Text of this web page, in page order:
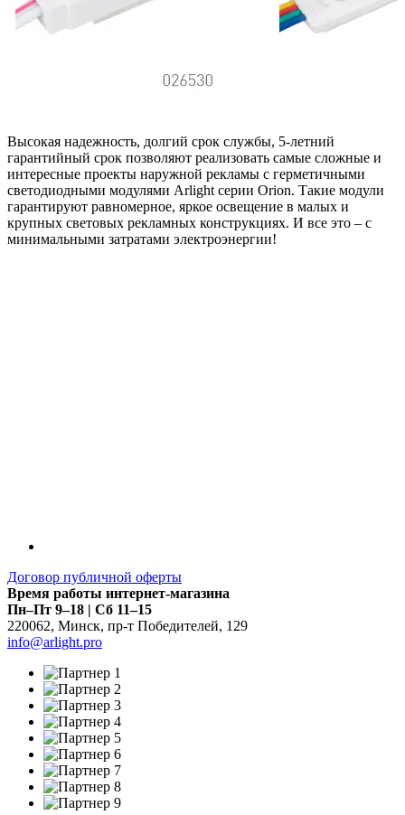
Высокая надежность, долгий срок службы, 5-летний
гарантийный срок позволяют реализовать самые сложные и
интересные проекты наружной рекламы с герметичными
светодиодными модулями Arlight серии Orion. Такие модули
гарантируют равномерное, яркое освещение в малых и
крупных световых рекламных конструкциях. И все это – с
минимальными затратами электроэнергии!
Договор публичной оферты
Время работы интернет-магазина
Пн–Пт 9–18 | Сб 11–15
220062, Минск, пр-т Победителей, 129
info@arlight.pro